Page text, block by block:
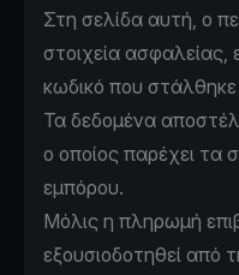
Στη σελίδα αυτή, ο
στοιχεία ασφαλείας,
κωδικό που
Τα δεδομένα
ο οποίος παρέχει τα
εμπόρου.
Μόλις η πληρωμή
εξουσιοδοτηθεί από